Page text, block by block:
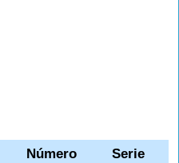
Número
Serie